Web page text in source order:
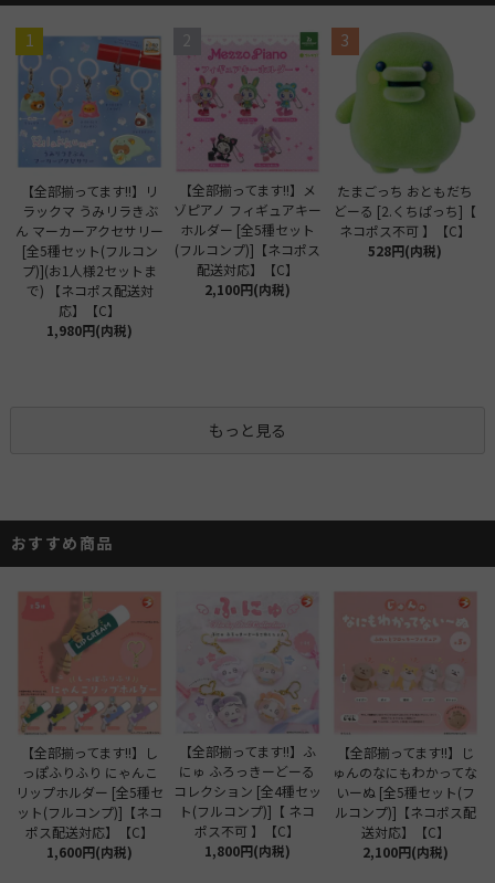
1
【全部揃ってます!!】リ
ラックマ うみリラきぶ
ん マーカーアクセサリー
[全5種セット(フルコン
プ)](お1人様2セットま
で) 【ネコポス配送対
応】【C】
1,980円(内税)
2
【全部揃ってます!!】メ
ゾピアノ フィギュアキー
ホルダー [全5種セット
(フルコンプ)]【ネコポス
配送対応】【C】
2,100円(内税)
3
たまごっち おともだち
どーる [2.くちぱっち]【
ネコポス不可 】【C】
528円(内税)
もっと見る
おすすめ商品
【全部揃ってます!!】し
っぽふりふり にゃんこ
リップホルダー [全5種セ
ット(フルコンプ)]【ネコ
ポス配送対応】【C】
1,600円(内税)
【全部揃ってます!!】ふ
にゅ ふろっきーどーる
コレクション [全4種セッ
ト(フルコンプ)]【 ネコ
ポス不可 】【C】
1,800円(内税)
【全部揃ってます!!】じ
ゅんのなにもわかってな
いーぬ [全5種セット(フ
ルコンプ)]【ネコポス配
送対応】【C】
2,100円(内税)